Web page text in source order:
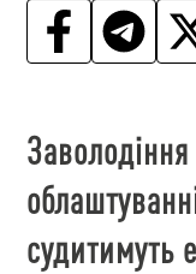
судитимуть